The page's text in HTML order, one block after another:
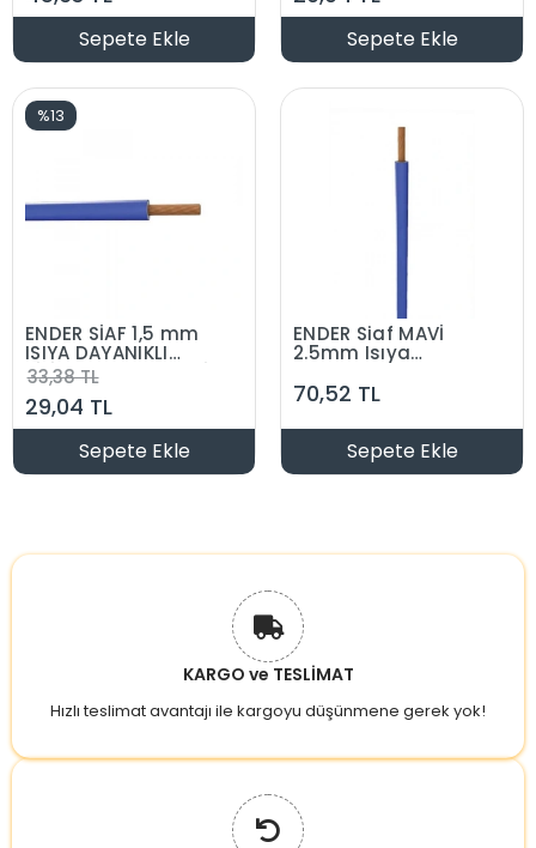
Sepete Ekle Sepete Ekle
%13
ENDER SİAF 1,5 mm
ISIYA DAYANIKLI
SİLİKON KABLO MAVİ
33,38 TL
29,04 TL
Sepete Ekle
ENDER Siaf MAVİ
2.5mm Isıya
Esnek Kablo
70,52 TL
Sepete Ekle
KARGO ve TESLİMAT
Hızlı teslimat avantajı ile kargoyu düşünmene gerek yok!